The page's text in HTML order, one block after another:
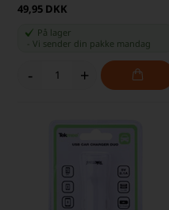
49,95 DKK
På lager
-Vi sender din pakke mandag
- +